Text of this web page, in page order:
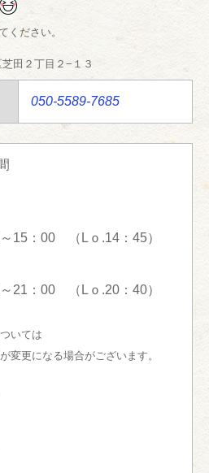
ください。
田２丁目２−１３
050-5589-7685
15：00 （Lｏ.14：45）
21：00 （Lｏ.20：40）
いては
変更になる場合がございます。